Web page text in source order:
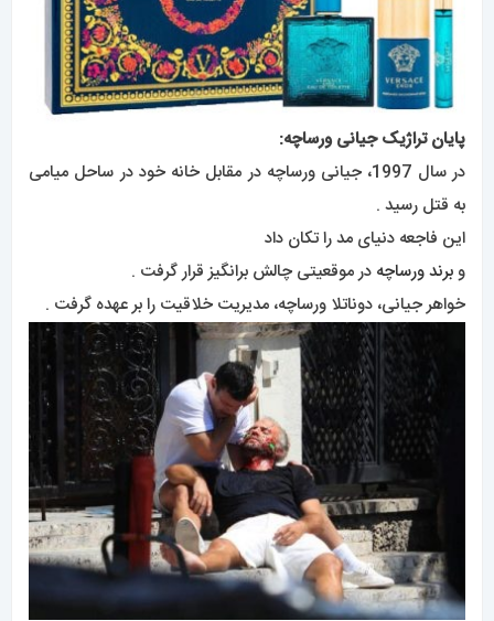
پایان تراژیک جیانی ورساچه:
در سال 1997، جیانی ورساچه در مقابل خانه خود در ساحل میامی
به قتل رسید .
این فاجعه دنیای مد را تکان داد
و برند ورساچه در موقعیتی چالش برانگیز قرار گرفت .
خواهر جیانی، دوناتلا ورساچه، مدیریت خلاقیت را بر عهده گرفت .